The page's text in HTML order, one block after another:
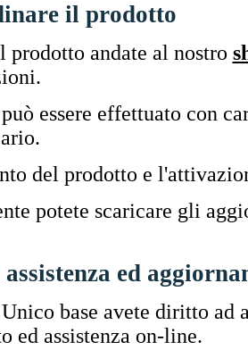
il prodotto
prodotto andate al nostro
essere effettuato con
del prodotto e
potete scaricare gli
ed
base avete diritto ad
ed assistenza on-line.